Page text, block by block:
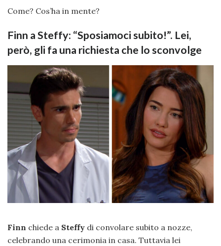
Come? Cos’ha in mente?
Finn a Steffy: “Sposiamoci subito!”. Lei,
però, gli fa una richiesta che lo sconvolge
Finn chiede a Steffy di convolare subito a nozze,
celebrando una cerimonia in casa. Tuttavia lei